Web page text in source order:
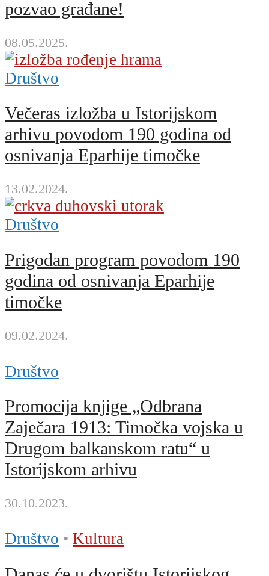
pozvao građane!
08.05.2025.
Društvo
Večeras izložba u Istorijskom
arhivu povodom 190 godina od
osnivanja Eparhije timočke
13.02.2024.
Društvo
Prigodan program povodom 190
godina od osnivanja Eparhije
timočke
09.02.2024.
Društvo
Promocija knjige „Odbrana
Zaječara 1913: Timočka vojska u
Drugom balkanskom ratu“ u
Istorijskom arhivu
30.10.2023.
Društvo • Kultura